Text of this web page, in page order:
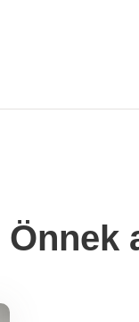
Önnek